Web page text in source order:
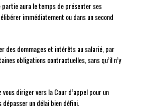
partie aura le temps de présenter ses
immédiatement ou dans un second
des dommages et intérêts au salarié, par
obligations contractuelles, sans qu’il n’y
diriger vers la Cour d’appel pour un
un délai bien défini.